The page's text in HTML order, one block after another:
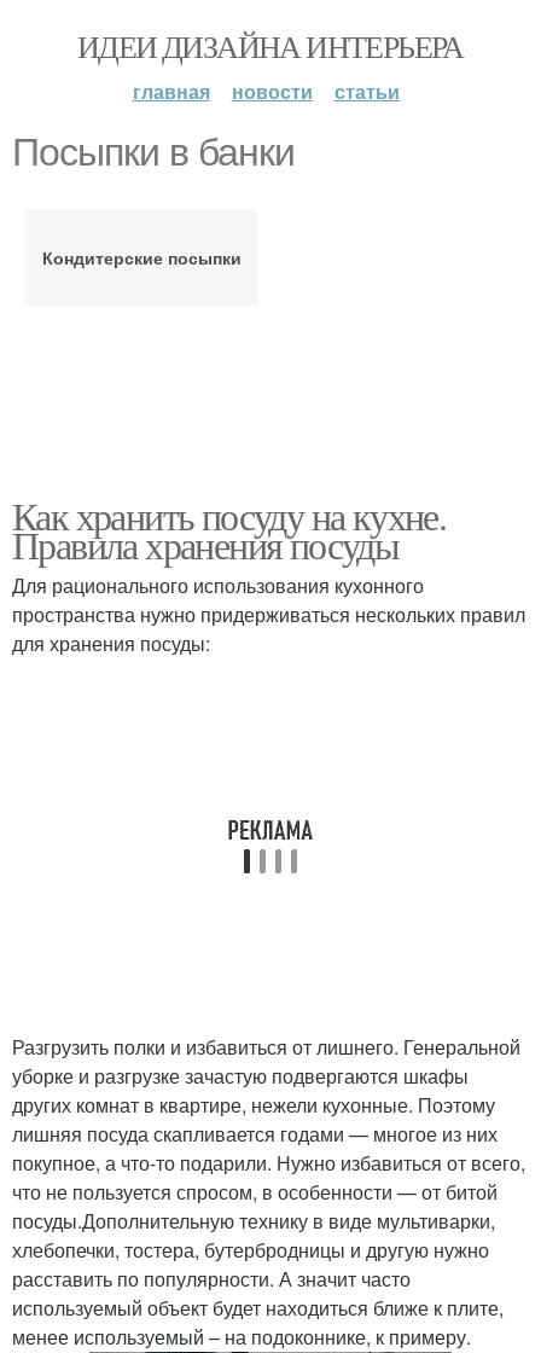
ИДЕИ ДИЗАЙНА ИНТЕРЬЕРА
главная новости статьи
Посыпки в банки
Кондитерские посыпки
Как хранить посуду на кухне.
Правила хранения посуды
Для рационального использования кухонного
пространства нужно придерживаться нескольких правил
для хранения посуды:
Разгрузить полки и избавиться от лишнего. Генеральной
уборке и разгрузке зачастую подвергаются шкафы
других комнат в квартире, нежели кухонные. Поэтому
лишняя посуда скапливается годами — многое из них
покупное, а что-то подарили. Нужно избавиться от всего,
что не пользуется спросом, в особенности — от битой
посуды.Дополнительную технику в виде мультиварки,
хлебопечки, тостера, бутербродницы и другую нужно
расставить по популярности. А значит часто
используемый объект будет находиться ближе к плите,
менее используемый – на подоконнике, к примеру.